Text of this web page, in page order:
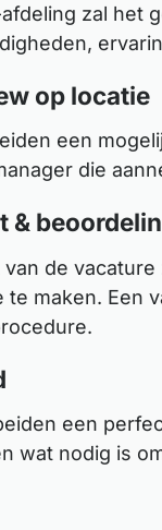
zal het
op locatie
een
die
&
van de
te maken. Een
een
wat nodig is